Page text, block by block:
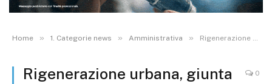
Home » 1. Categorie news » Amministrativa » Rigenerazione urbana, giunta presenta proposta di legge: incentivi per ristrutturazioni e delocalizzazioni
Rigenerazione urbana, giunta
0